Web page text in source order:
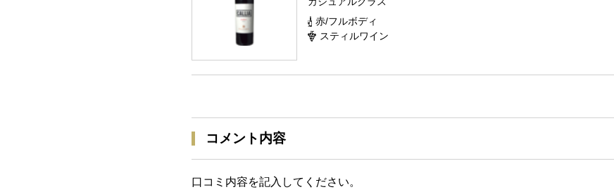
赤/フルボディ
スティルワイン
コメント内容
口コミ内容を記入してください。